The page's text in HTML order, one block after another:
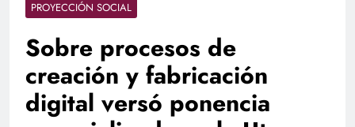
PROYECCIÓN SOCIAL
Sobre procesos de
creación y fabricación
digital versó ponencia